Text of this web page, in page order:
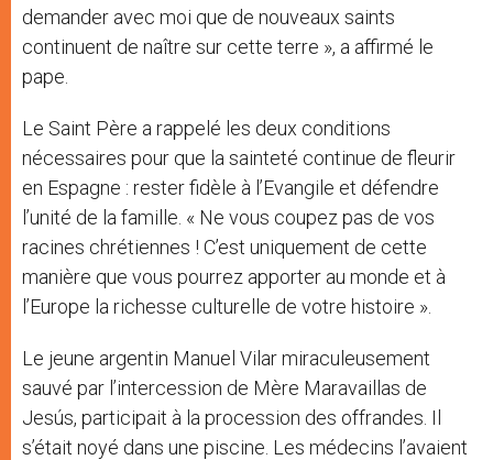
demander avec moi que de nouveaux saints
continuent de naître sur cette terre », a affirmé le
pape.
Le Saint Père a rappelé les deux conditions
nécessaires pour que la sainteté continue de fleurir
en Espagne : rester fidèle à l’Evangile et défendre
l’unité de la famille. « Ne vous coupez pas de vos
racines chrétiennes ! C’est uniquement de cette
manière que vous pourrez apporter au monde et à
l’Europe la richesse culturelle de votre histoire ».
Le jeune argentin Manuel Vilar miraculeusement
sauvé par l’intercession de Mère Maravaillas de
Jesús, participait à la procession des offrandes. Il
s’était noyé dans une piscine. Les médecins l’avaient